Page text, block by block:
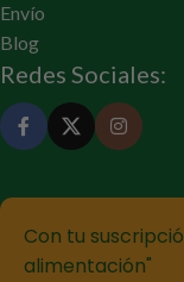
Envío
Blog
Redes Sociales:
Con tu
alimentación"